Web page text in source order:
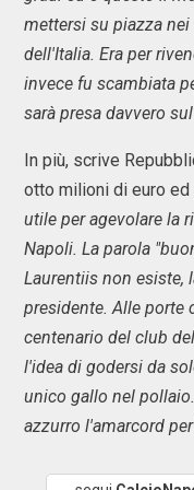
mettersi su piazza
dell'Italia. Era per
invece fu scambiata
sarà presa davvero
In più, scrive
otto milioni di euro ed
utile per agevolare la
Napoli. La parola
Laurentiis non esiste,
presidente. Alle porte
centenario del club
l'idea di godersi da
unico gallo nel
azzurro l'amarcord